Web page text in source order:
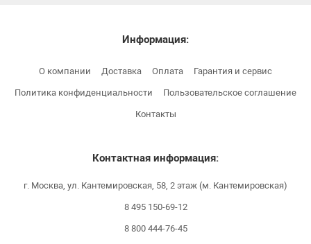
Информация:
О компании Доставка Оплата Гарантия и сервис
Политика конфиденциальности Пользовательское соглашение
Контакты
Контактная информация:
г. Москва, ул. Кантемировская, 58, 2 этаж (м. Кантемировская)
8 495 150-69-12
8 800 444-76-45